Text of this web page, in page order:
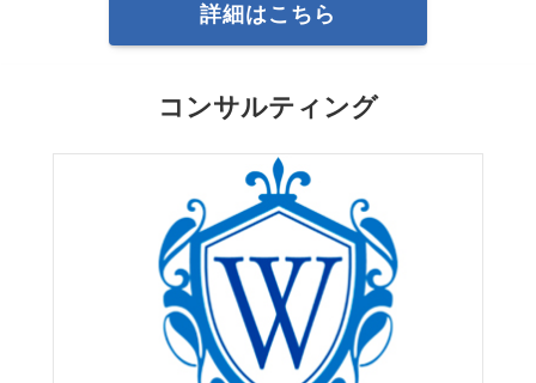
詳細はこちら
コンサルティング